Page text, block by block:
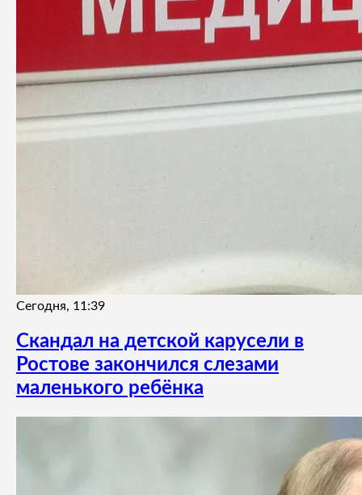
Сегодня, 11:39
Скандал на детской карусели в
Ростове закончился слезами
маленького ребёнка